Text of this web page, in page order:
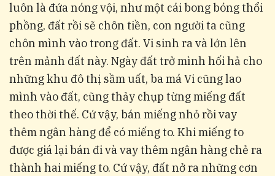
luôn là đứa nóng vội, như một cái bong bóng thổi
phồng, đất rồi sẽ chôn tiền, con người ta cũng
chôn mình vào trong đất. Vi sinh ra và lớn lên
trên mảnh đất này. Ngày đất trở mình hối hả cho
những khu đô thị sầm uất, ba má Vi cũng lao
mình vào đất, cũng thảy chụp từng miếng đất
theo thời thế. Cứ vậy, bán miếng nhỏ rồi vay
thêm ngân hàng để có miếng to. Khi miếng to
được giá lại bán đi và vay thêm ngân hàng chẻ ra
thành hai miếng to. Cứ vậy, đất nở ra những cơn